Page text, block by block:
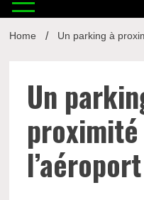
Home Un parking à
Un